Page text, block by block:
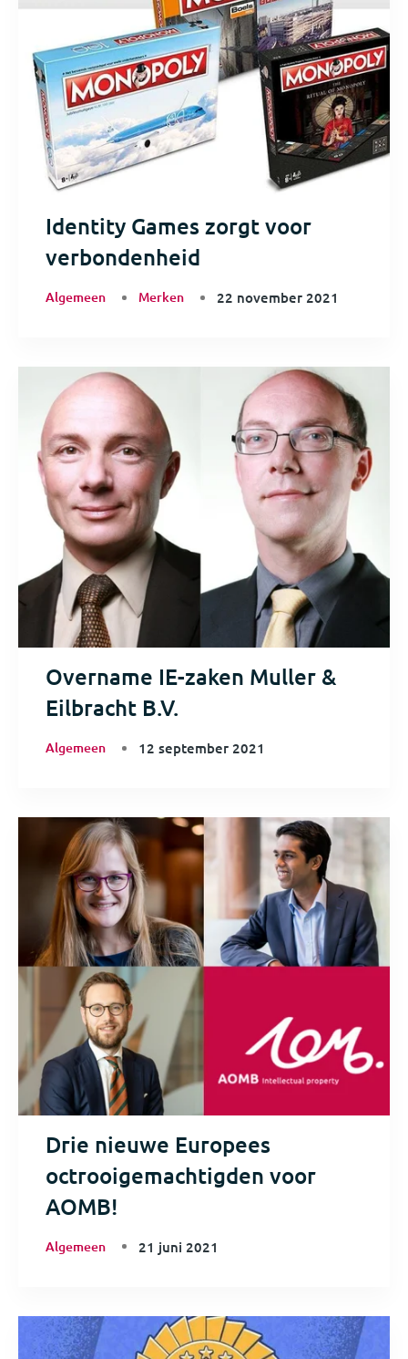
Identity Games zorgt voor
verbondenheid
Algemeen Merken 22 november 2021
Overname IE-zaken Muller &
Eilbracht B.V.
Algemeen 12 september 2021
Drie nieuwe Europees
octrooigemachtigden voor
AOMB!
Algemeen 21 juni 2021